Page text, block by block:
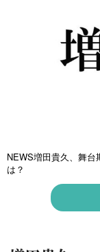
NEWS増田貴久、舞台
は？